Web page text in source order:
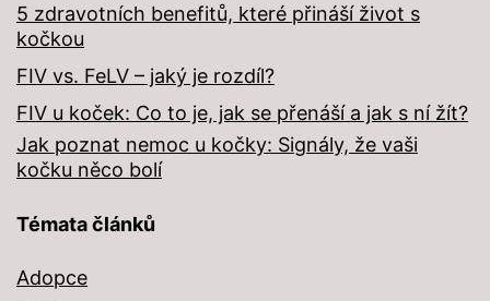
5 zdravotních benefitů, které přináší život s
kočkou
FIV vs. FeLV – jaký je rozdíl?
FIV u koček: Co to je, jak se přenáší a jak s ní žít?
Jak poznat nemoc u kočky: Signály, že vaši
kočku něco bolí
Témata článků
Adopce